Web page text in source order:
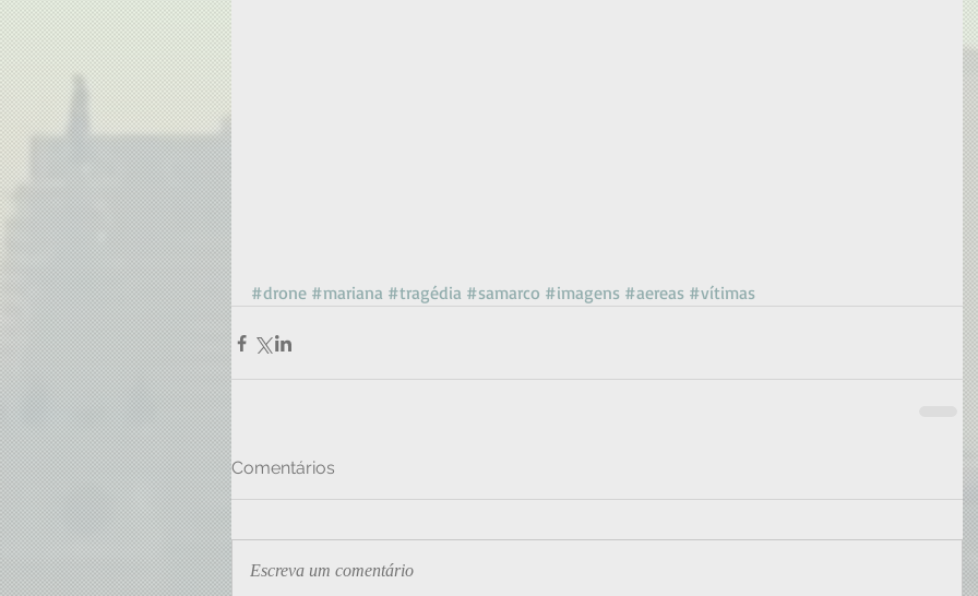
#drone #mariana #tragédia #samarco #imagens #aereas #vítimas
Comentários
Escreva um comentário